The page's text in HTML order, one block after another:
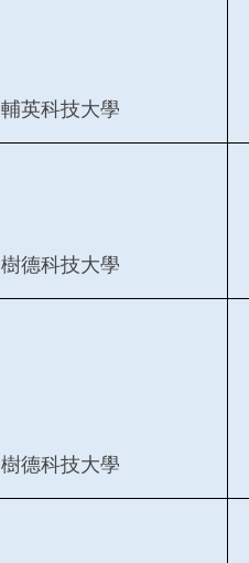
輔英科技大學
樹德科技大學
樹德科技大學